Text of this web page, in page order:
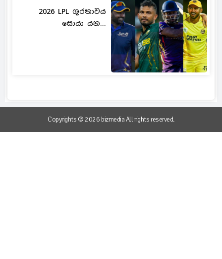
2026 LPL ශූරතාවය
සොයා යන...
Copyrights © 2026 bizmedia All rights reserved.